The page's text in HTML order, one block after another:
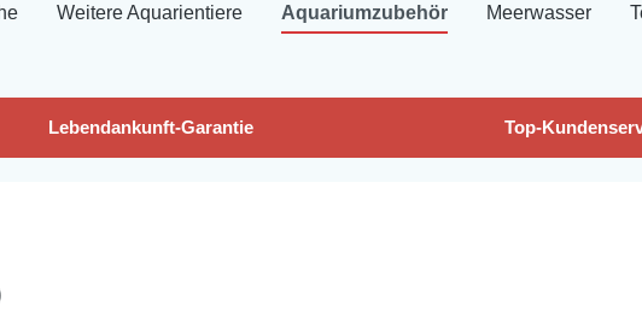
Weitere Aquarientiere Aquariumzubehör Meerwasser
Lebendankunft-Garantie Top-